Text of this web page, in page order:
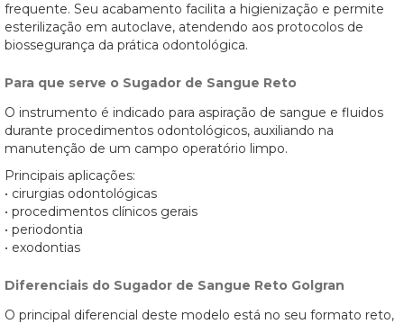
frequente. Seu acabamento facilita a higienização e permite
esterilização em autoclave, atendendo aos protocolos de
biossegurança da prática odontológica.
Para que serve o Sugador de Sangue Reto
O instrumento é indicado para aspiração de sangue e fluidos
durante procedimentos odontológicos, auxiliando na
manutenção de um campo operatório limpo.
Principais aplicações:
• cirurgias odontológicas
• procedimentos clínicos gerais
• periodontia
• exodontias
Diferenciais do Sugador de Sangue Reto Golgran
O principal diferencial deste modelo está no seu formato reto,